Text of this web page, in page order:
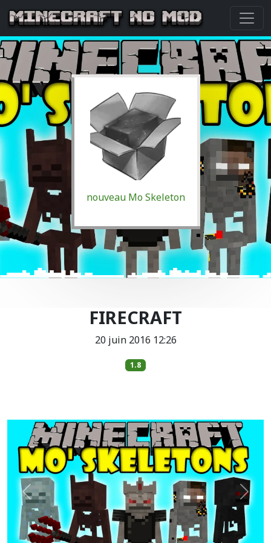
nouveau Mo Skeleton
FIRECRAFT
20 juin 2016 12:26
1.8
Précédent